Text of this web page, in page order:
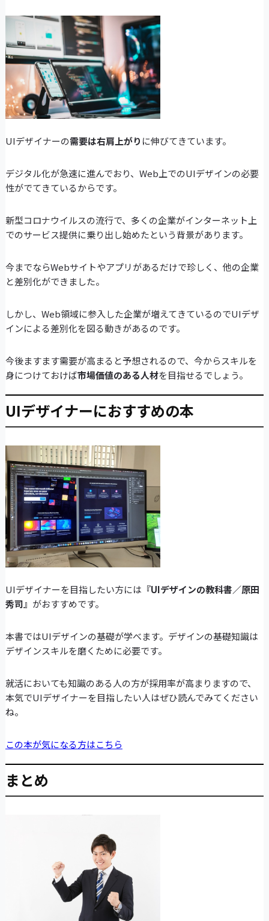
UIデザイナーの需要は右肩上がり に伸びてきています。
デジタル化が急速に進んでおり、Web上でのUIデザインの必要
性がでてきているからです。
新型コロナウイルスの流行で、多くの企業がインターネット上
でのサービス提供に乗り出し始めたという背景があります。
今までならWebサイトやアプリがあるだけで珍しく、他の企業
と差別化ができました。
しかし、Web領域に参入した企業が増えてきているのでUIデザ
インによる差別化を図る動きがあるのです。
今後ますます需要が高まると予想されるので、今からスキルを
身につけておけば市場価値のある人材を目指せるでしょう。
UIデザイナーにおすすめの本
UIデザイナーを目指したい方には 『UIデザインの教科書／原田
秀司』 がおすすめです。
本書ではUIデザインの基礎が学べます。デザインの基礎知識は
デザインスキルを磨くために必要です。
就活においても知識のある人の方が採用率が高まりますので、
本気でUIデザイナーを目指したい人はぜひ読んでみてください
ね。
この本が気になる方はこちら
まとめ